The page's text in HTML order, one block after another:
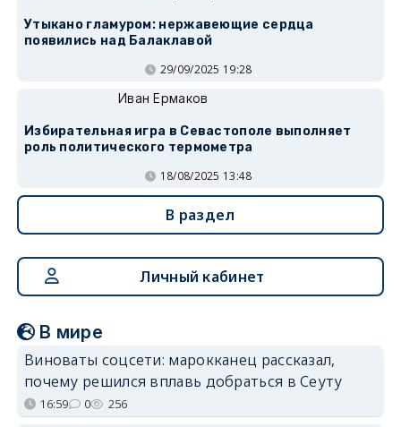
Утыкано гламуром: нержавеющие сердца
появились над Балаклавой
29/09/2025 19:28
Иван Ермаков
Избирательная игра в Севастополе выполняет
роль политического термометра
18/08/2025 13:48
В раздел
Личный кабинет
В мире
Виноваты соцсети: марокканец рассказал,
почему решился вплавь добраться в Сеуту
16:59 0 256